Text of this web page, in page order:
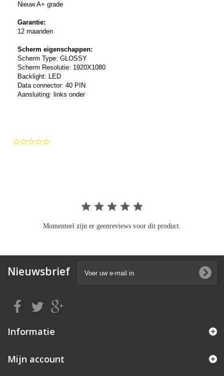
Nieuw A+ grade
Garantie:
12 maanden
Scherm eigenschappen:
Scherm Type: GLOSSY
Scherm Resolutie: 1920X1080
Backlight: LED
Data connector: 40 PIN
Aansluiting: links onder
Momenteel zijn er geenreviews voor dit product.
Nieuwsbrief
Informatie
Mijn account